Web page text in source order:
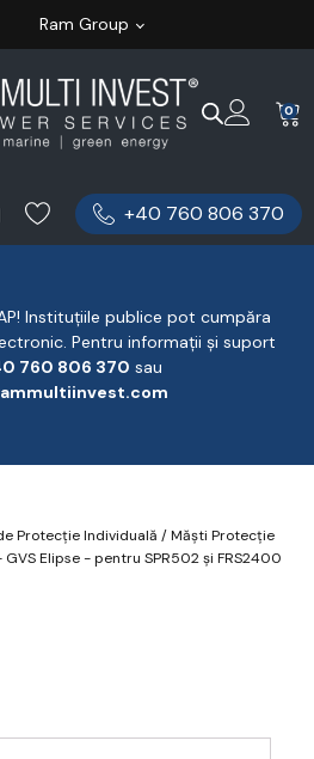
Ram Group
0
+40 760 806 370
Instituțiile publice pot cumpăra
Pentru informații și suport
760 806 370 ‬ sau
Protecție Individuală /Măști Protecție
Elipse - pentru SPR502 și FRS2400